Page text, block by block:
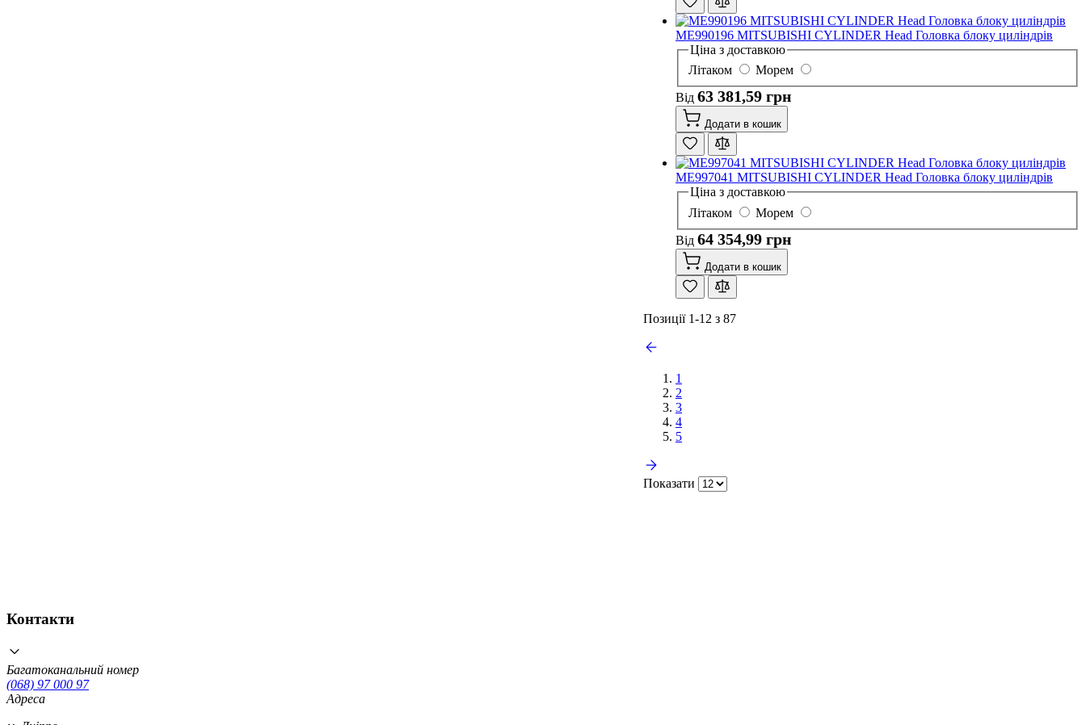
ME990196 MITSUBISHI CYLINDER Head Головка блоку циліндрів
Ціна з доставкою
Літаком
Морем
Від 63 381,59 грн
Додати в кошик
ME997041 MITSUBISHI CYLINDER Head Головка блоку циліндрів
Ціна з доставкою
Літаком
Морем
Від 64 354,99 грн
Додати в кошик
Позиції 1-12 з 87
1
2
3
4
5
Показати
Контакти
Багатоканальний номер
(068) 97 000 97
Адреса